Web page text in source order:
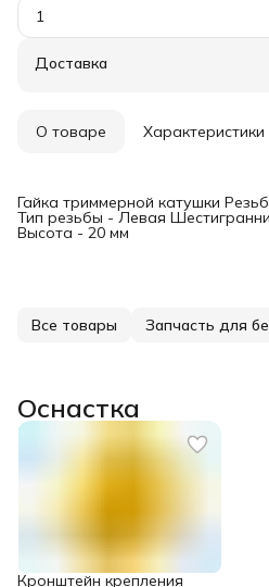
1
Доставка
О товаре Характеристики
Гайка триммерной катушки
Тип резьбы - Левая
Высота - 20 мм
Все товары Запчасть для
Оснастка
Кронштейн крепления